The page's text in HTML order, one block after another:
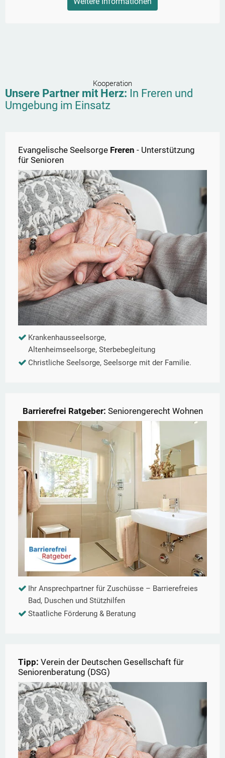
Kooperation
Unsere Partner mit Herz: In Freren und
Umgebung im Einsatz
Evangelische Seelsorge Freren - Unterstützung
für Senioren
Krankenhausseelsorge,
Altenheimseelsorge, Sterbebegleitung
Christliche Seelsorge, Seelsorge mit der Familie.
Barrierefrei Ratgeber: Seniorengerecht Wohnen
Ihr Ansprechpartner für Zuschüsse – Barrierefreies
Bad, Duschen und Stützhilfen
Staatliche Förderung & Beratung
Tipp: Verein der Deutschen Gesellschaft für
Seniorenberatung (DSG)